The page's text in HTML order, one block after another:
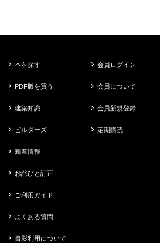
本を探す
PDF版を買う
建築知識
ビルダーズ
新着情報
お詫びと訂正
ご利用ガイド
よくある質問
書影利用について
会員ログイン
会員について
会員新規登録
定期購読